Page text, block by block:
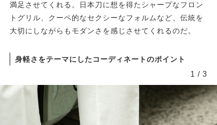
満足させてくれる。日本刀に想を得たシャープなフロン
トグリル、クーペ的なセクシーなフォルムなど、伝統を
大切にしながらもモダンさを感じさせてくれるのだ。
身軽さをテーマにしたコーディネートのポイント
1 / 3